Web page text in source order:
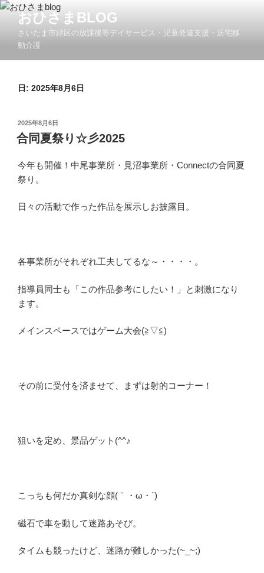
コ
ツ
おひさまBLOG
さいたま市緑区の放課後等デイサービス・児童発達支援・居宅移
動介護
日: 2025年8月6日
投
稿
日:
2025年8月6日
合同夏祭り☆彡2025
今年も開催！中尾事業所・見沼事業所・Connectの合同夏
祭り。
日々の活動で作った作品を展示しお披露目。
各事業所がそれぞれ工夫してるな～・・・・。
指導員同士も「この作品参考にしたい！」と刺激になり
ます。
メインスペースではゲーム大会(≧▽≦)
その前に受付を済ませて、まずは射的コーナー！
狙いを定め、景品ゲット(^^♪
こっちも何だか真剣な顔(｀・ω・´)
磁石で車を動して迷路あそび。
タイムも競ったけど、迷路が難しかった(~_~;)